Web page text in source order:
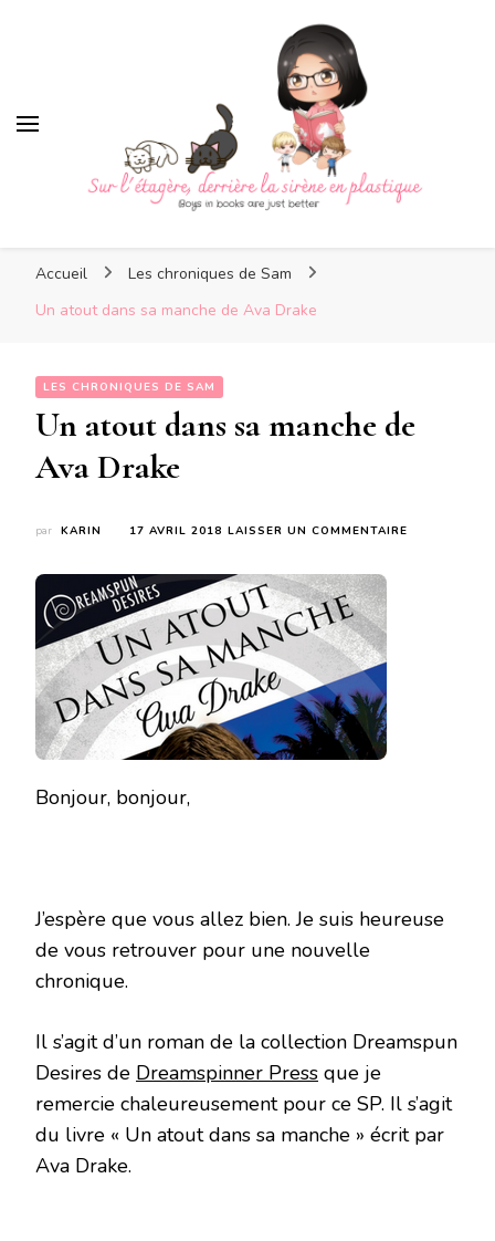
Sur l'étagère, derrière la
sirène en plastique
sirène en plastique
Accueil
Les chroniques de Sam
Un atout dans sa manche de Ava Drake
LES CHRONIQUES DE SAM
Un atout dans sa manche de
Ava Drake
par KARIN 17 AVRIL 2018 LAISSER UN COMMENTAIRE
Bonjour, bonjour,
J’espère que vous allez bien. Je suis heureuse
de vous retrouver pour une nouvelle
chronique.
Il s’agit d’un roman de la collection Dreamspun
Desires de Dreamspinner Press que je
remercie chaleureusement pour ce SP. Il s’agit
du livre « Un atout dans sa manche » écrit par
Ava Drake.